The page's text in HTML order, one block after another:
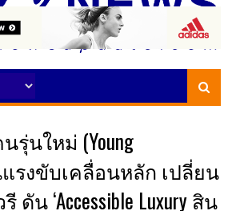
นรุ่นใหม่ (Young
นแรงขับเคลื่อนหลัก เปลี่ยน
น ‘Accessible Luxury สิน